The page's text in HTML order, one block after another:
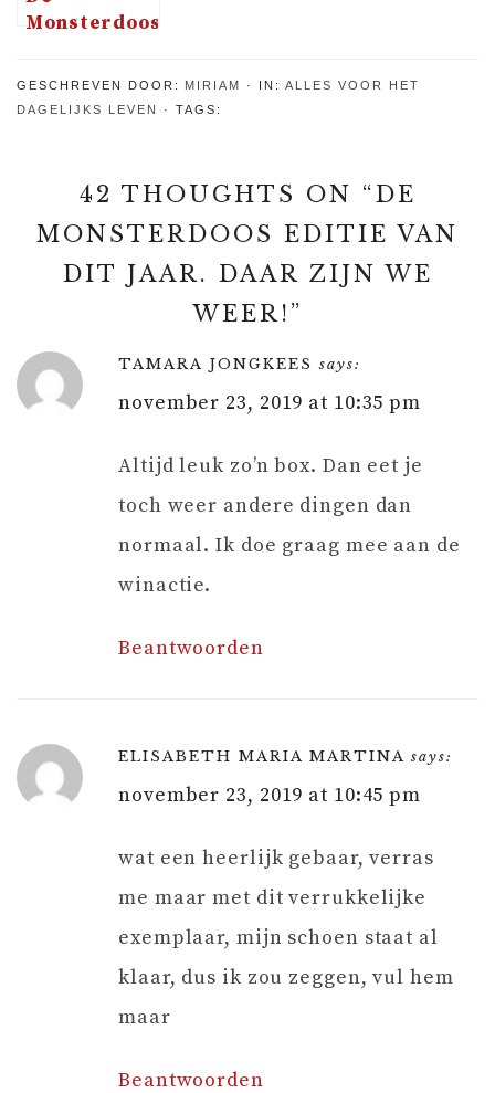
Monsterdoos
en wederom
een
GESCHREVEN DOOR: MIRIAM IN: ALLES VOOR HET
DAGELIJKS LEVEN
TAGS:
42 THOUGHTS ON “DE
MONSTERDOOS EDITIE VAN
DIT JAAR. DAAR ZIJN WE
WEER! ”
TAMARA JONGKEES says:
november 23, 2019 at 10:35 pm
Altijd leuk zo’n box. Dan eet je
toch weer andere dingen dan
normaal. Ik doe graag mee aan de
winactie.
Beantwoorden
ELISABETH MARIA MARTINA says:
november 23, 2019 at 10:45 pm
wat een heerlijk gebaar, verras
me maar met dit verrukkelijke
exemplaar, mijn schoen staat al
klaar, dus ik zou zeggen, vul hem
maar
Beantwoorden